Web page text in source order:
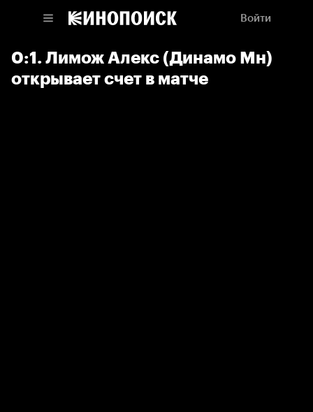
Войти
0:1. Лимож Алекс (Динамо Мн)
открывает счет в матче